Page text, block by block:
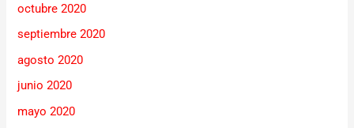
octubre 2020
septiembre 2020
agosto 2020
junio 2020
mayo 2020